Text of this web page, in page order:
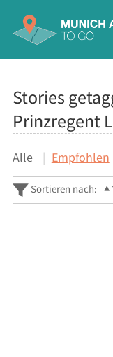
Stories
Prinzregent
Alle Empfohlen
Sortieren nach: